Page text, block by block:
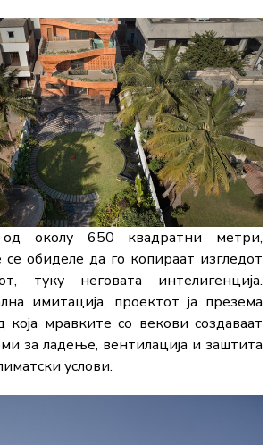
околу 650 квадратни метри,
обиделе да го копираат изгледот
туку неговата интелигенција.
имитација, проектот ја презема
која мравките со векови создаваат
за ладење, вентилација и заштита
услови.